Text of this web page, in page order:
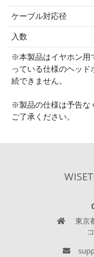
ケーブル対応径
入数
※本製品はイヤホン用
っている仕様のヘッ
続できません。
※製品の仕様は予告な
ご了承ください。
東京